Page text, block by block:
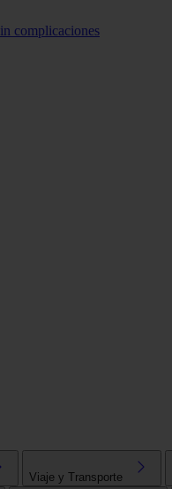
complicaciones
Viaje y Transporte